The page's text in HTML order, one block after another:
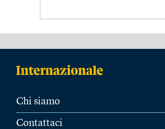
Chi siamo
Contattaci